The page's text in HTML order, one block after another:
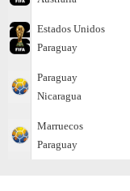
Estados Unidos
Paraguay
Paraguay
Nicaragua
Marruecos
Paraguay